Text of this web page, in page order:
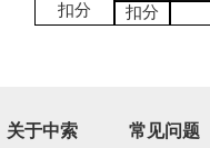
扣分
扣分
关于中索 常见问题